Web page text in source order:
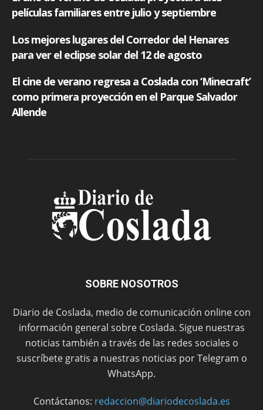
SOBRE NOSOTROS
Diario de Coslada, medio de comunicación online con
información general sobre Coslada. Sigue nuestras
noticias también a través de las redes sociales o
suscríbete gratis a nuestras noticias por Telegram o
WhatsApp.
Contáctanos: redaccion@diariodecoslada.es